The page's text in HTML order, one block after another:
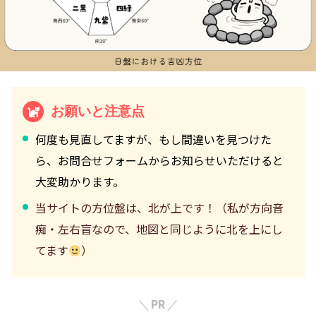
お願いと注意点
何度も見直してますが、もし間違いを見つけた
ら、お問合せフォームからお知らせいただけると
大変助かります。
当サイトの方位盤は、北が上です！（私が方向音
痴・左右盲なので、地図と同じように北を上にし
てます
）
PR